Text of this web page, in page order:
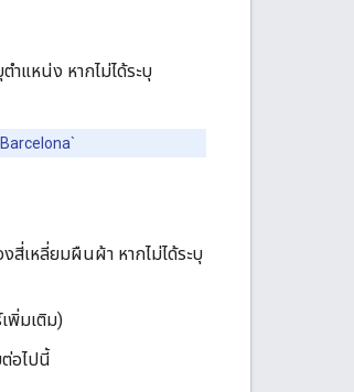
ตำแหน่ง หากไม่ได้ระบุ
สี่เหลี่ยมผืนผ้า หากไม่ได้ระบุ
พิ่มเติม)
อไปนี้